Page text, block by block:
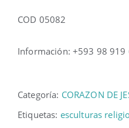
COD 05082
Información: +593 98 919
Categoría: CORAZON DE
Etiquetas: esculturas